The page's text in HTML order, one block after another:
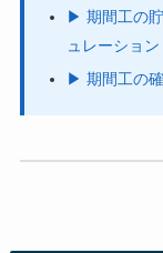
▶ 期間工の
ュレーション
▶ 期間工の